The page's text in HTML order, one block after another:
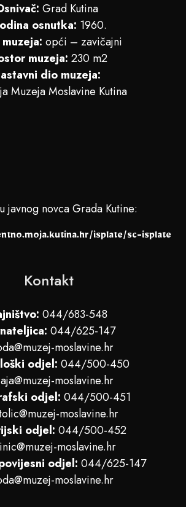
Grad Kutina
osnutka: 1960.
opći – zavičajni
muzeja: 230 m2
dio muzeja:
Muzeja Moslavine Kutina
javnog novca Grada Kutine:
isplate/sc-isplate
Kontakt
044/683-548
044/625-147
moslavine.hr
odjel: 044/500-450
moslavine.hr
odjel: 044/500-451
moslavine.hr
odjel: 044/500-452
moslavine.hr
odjel: 044/625-147
moslavine.hr